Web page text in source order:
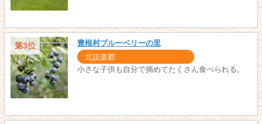
第3位 豊根村ブルーベリーの里
北設楽郡
小さな子供も自分で摘めてたくさん食べられる。